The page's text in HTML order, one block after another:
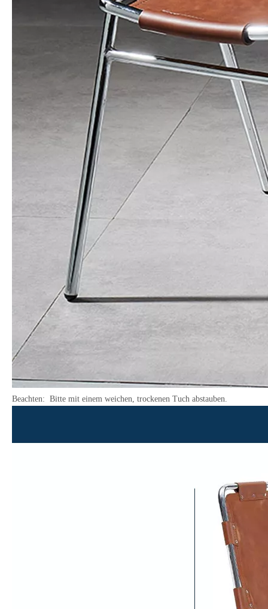
Beachten: Bitte mit einem weichen, trockenen Tuch abstauben.